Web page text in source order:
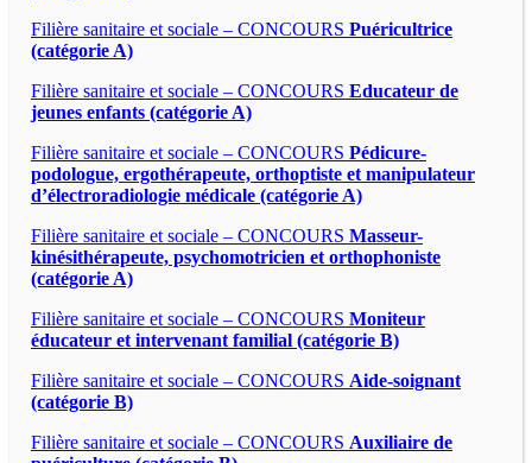
Filière sanitaire et sociale – CONCOURS Puéricultrice
(catégorie A)
Filière sanitaire et sociale – CONCOURS Educateur de
jeunes enfants (catégorie A)
Filière sanitaire et sociale – CONCOURS Pédicure-
podologue, ergothérapeute, orthoptiste et manipulateur
d’électroradiologie médicale (catégorie A)
Filière sanitaire et sociale – CONCOURS Masseur-
kinésithérapeute, psychomotricien et orthophoniste
(catégorie A)
Filière sanitaire et sociale – CONCOURS Moniteur
éducateur et intervenant familial (catégorie B)
Filière sanitaire et sociale – CONCOURS Aide-soignant
(catégorie B)
Filière sanitaire et sociale – CONCOURS Auxiliaire de